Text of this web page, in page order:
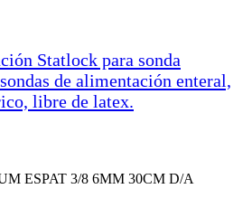
Statlock para sonda
de alimentación enteral,
libre de latex.
ESPAT 3/8 6MM 30CM D/A